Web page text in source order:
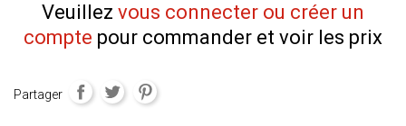
Veuillez vous connecter ou créer un
compte pour commander et voir les prix
Partager